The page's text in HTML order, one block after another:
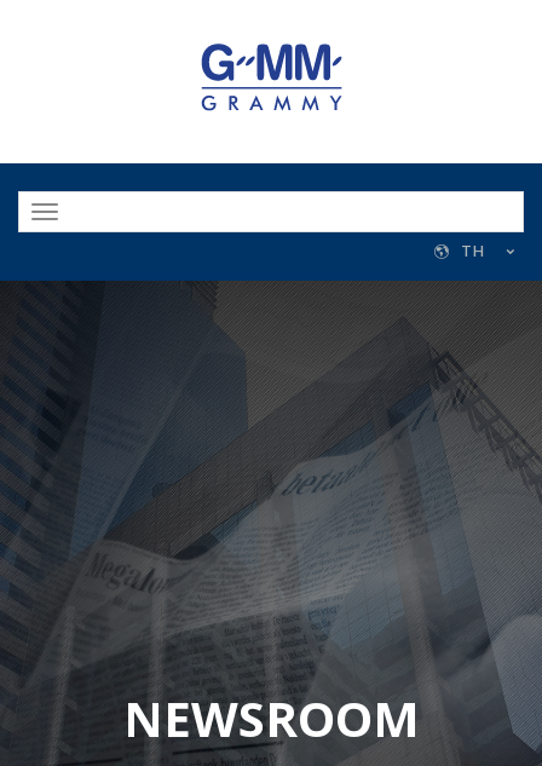
TH
NEWSROOM